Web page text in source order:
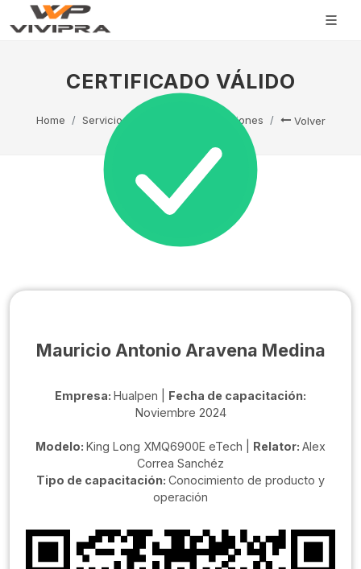
CERTIFICADO VÁLIDO
Home Servicio Técnico Capacitaciones Volver
Mauricio Antonio Aravena Medina
Empresa: Hualpen | Fecha de capacitación:
Noviembre 2024
Modelo: King Long XMQ6900E eTech | Relator: Alex
Correa Sanchéz
Tipo de capacitación: Conocimiento de producto y
operación